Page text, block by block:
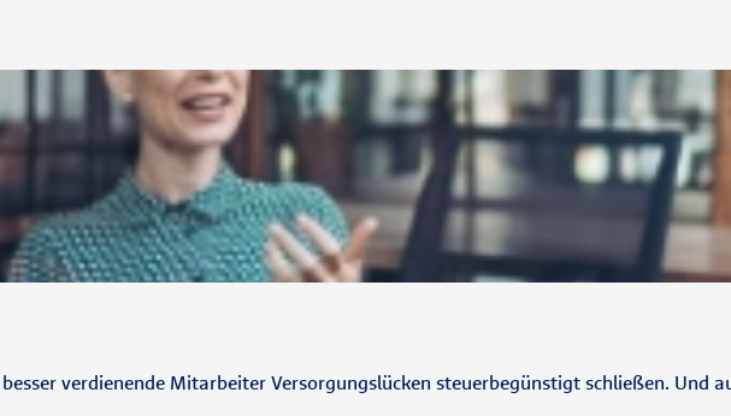
verdienende Mitarbeiter Versorgungslücken steuerbegünstigt schließen. Und